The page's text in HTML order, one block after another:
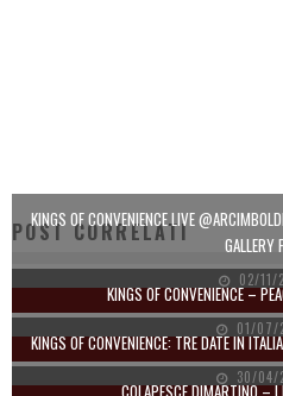
POST CORRELATI
KINGS OF CONVENIENCE LIVE
GALLERY
02/11/
KINGS OF CONVENIENCE –
01/07/
KINGS OF CONVENIENCE: TRE DATE IN
30/04/
COLAPESCE DIMARTINO – I